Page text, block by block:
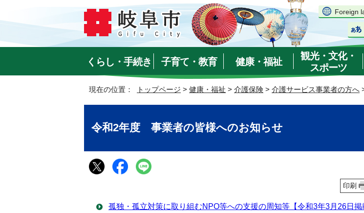
Foreign
くらし・手続き 子育て・教育 健康・福祉
観光・文化・
スポーツ
現在の位置： トップページ > 健康・福祉 > 介護保険 > 介護サービス事業者の方へ
令和2年度 事業者の皆様へのお知らせ
印刷
孤独・孤立対策に取り組むNPO等への支援の周知等【令和3年3月26日掲